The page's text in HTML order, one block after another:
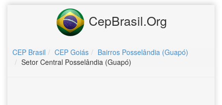
CepBrasil.Org
CEP Brasil CEP Goiás
Bairros Posselândia (Guapó)
Setor Central Posselândia (Guapó)